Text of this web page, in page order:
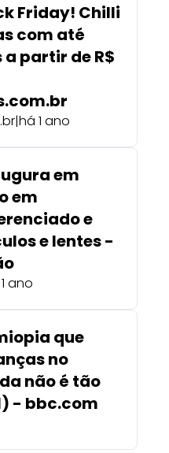
Friday! Chilli
com até
a partir de R$
|há 1 ano
em
em
e
e lentes -
ano
que
no
não é tão
- bbc.com